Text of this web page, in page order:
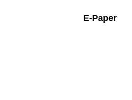
E-Paper